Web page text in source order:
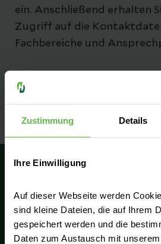
Zustimmung Details
Ihre Einwilligung
Auf dieser Webseite werden
sind kleine Dateien, die auf Ihrem
gespeichert werden und die
Daten zum Austausch mit
ein. Anschließend erhalten
Zugriff auf die
Fachbereiche und
Höchste Qualität erreichen
Professionalität und enge